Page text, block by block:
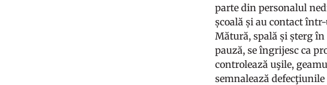
parte din personalul
școală și au contact
Mătură, spală și șterg
pauză, se îngrijesc ca
controlează uşile,
semnalează defecţiunile